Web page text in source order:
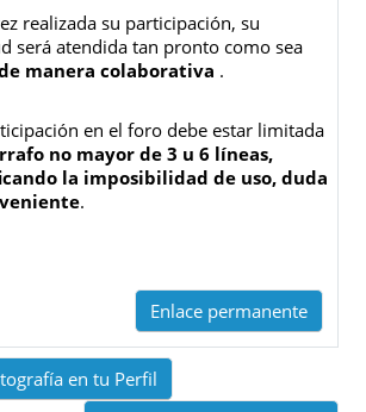
realizada su participación, su
será atendida tan pronto como sea
manera colaborativa .
en el foro debe estar limitada
no mayor de 3 u 6 líneas,
la imposibilidad de uso, duda
.
Enlace permanente
en tu Perfil